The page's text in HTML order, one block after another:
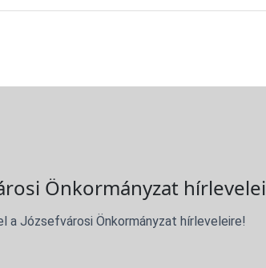
Önkormányzat hírlevelei
a Józsefvárosi Önkormányzat hírleveleire!